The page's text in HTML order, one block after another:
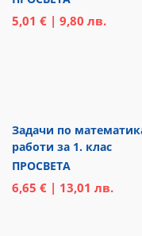
5,01 € | 9,80 лв.
Задачи по
работи за 1. клас
ПРОСВЕТА
6,65 € | 13,01 лв.